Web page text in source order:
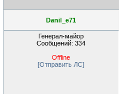
Danil_e71
Генерал-майор
Сообщений: 334
Offline
[Отправить ЛС]